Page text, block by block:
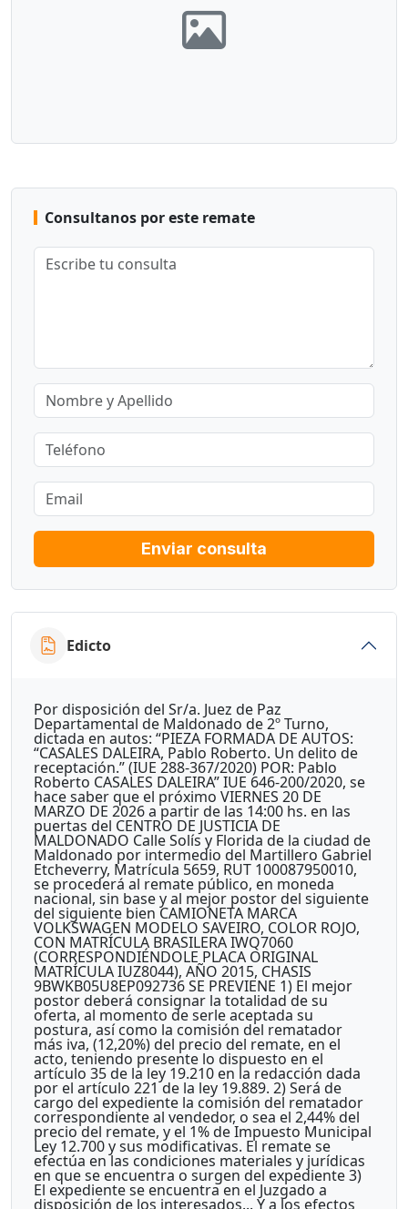
Consultanos por este remate
Enviar consulta
Edicto
Por disposición del Sr/a. Juez de Paz
Departamental de Maldonado de 2º Turno,
dictada en autos: “PIEZA FORMADA DE AUTOS:
“CASALES DALEIRA, Pablo Roberto. Un delito de
receptación.” (IUE 288-367/2020) POR: Pablo
Roberto CASALES DALEIRA” IUE 646-200/2020, se
hace saber que el próximo VIERNES 20 DE
MARZO DE 2026 a partir de las 14:00 hs. en las
puertas del CENTRO DE JUSTICIA DE
MALDONADO Calle Solís y Florida de la ciudad de
Maldonado por intermedio del Martillero Gabriel
Etcheverry, Matrícula 5659, RUT 100087950010,
se procederá al remate público, en moneda
nacional, sin base y al mejor postor del siguiente
del siguiente bien CAMIONETA MARCA
VOLKSWAGEN MODELO SAVEIRO, COLOR ROJO,
CON MATRÍCULA BRASILERA IWQ7060
(CORRESPONDIÉNDOLE PLACA ORIGINAL
MATRÍCULA IUZ8044), AÑO 2015, CHASIS
9BWKB05U8EP092736 SE PREVIENE 1) El mejor
postor deberá consignar la totalidad de su
oferta, al momento de serle aceptada su
postura, así como la comisión del rematador
más iva, (12,20%) del precio del remate, en el
acto, teniendo presente lo dispuesto en el
artículo 35 de la ley 19.210 en la redacción dada
por el artículo 221 de la ley 19.889. 2) Será de
cargo del expediente la comisión del rematador
correspondiente al vendedor, o sea el 2,44% del
precio del remate, y el 1% de Impuesto Municipal
Ley 12.700 y sus modificativas. El remate se
efectúa en las condiciones materiales y jurídicas
en que se encuentra o surgen del expediente 3)
El expediente se encuentra en el Juzgado a
disposición de los interesados... Y a los efectos